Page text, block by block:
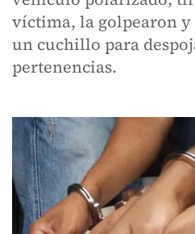
víctima, la golpearon
un cuchillo para
pertenencias.